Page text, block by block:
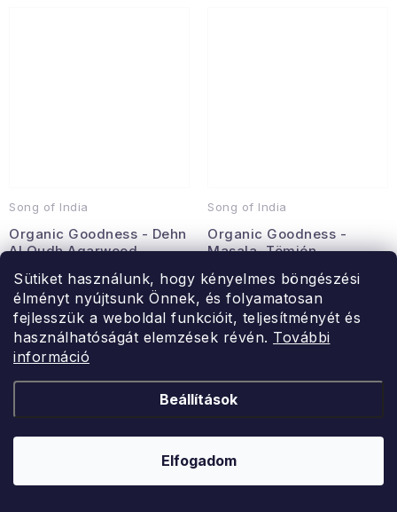
Sütiket használunk, hogy kényelmes böngészési
élményt nyújtsunk Önnek, és folyamatosan
fejlesszük a weboldal funkcióit, teljesítményét és
használhatóságát elemzések révén. További
információ
Beállítások
Elfogadom
Song of India
Organic Goodness - Dehn
Al Oudh Agarwood
szójaviasz gyertya pamut
kanóccal 200g
Raktáron
Ft5 084
Song of India
Organic Goodness -
Masala, Tömjén
illatpálcikák, 12 db
Raktáron